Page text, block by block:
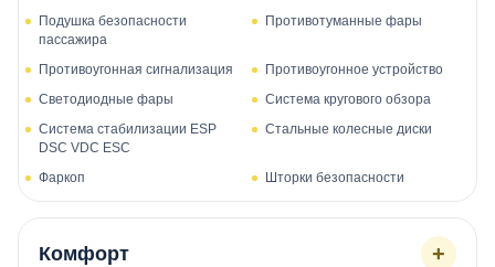
Подушка безопасности
пассажира
Противотуманные фары
Противоугонная сигнализация
Противоугонное устройство
Светодиодные фары
Система кругового обзора
Система стабилизации ESP
DSC VDC ESC
Стальные колесные диски
Фаркоп Шторки безопасности
Комфорт +